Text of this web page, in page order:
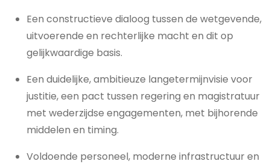
Een constructieve dialoog tussen de wetgevende,
uitvoerende en rechterlijke macht en dit op
gelijkwaardige basis.
Een duidelijke, ambitieuze langetermijnvisie voor
justitie, een pact tussen regering en magistratuur
met wederzijdse engagementen, met bijhorende
middelen en timing.
Voldoende personeel, moderne infrastructuur en